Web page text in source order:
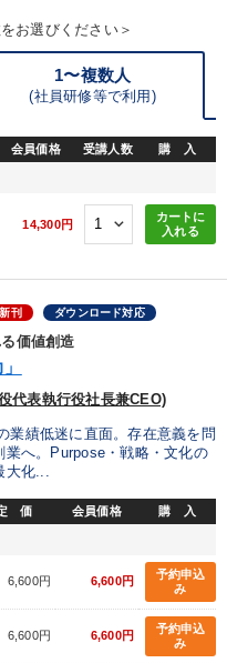
成功哲学・人間学
147回春季大会
レンド
建設・不動産業
ント
発想 老舗企業
ック
refresh 更新する
お選びください＞
1〜複数人
(社員研修等で利用)
会員価格 受講人数 購 入
14,300円
カートに
入れる
刊 ダウンロード対応
価値創造
代表執行役社長兼CEO)
業績低迷に直面。存在意義を問
へ。Purpose・戦略・文化の
大化...
価 会員価格 購 入
6,600円 6,600円
予約申込
み
6,600円 6,600円
予約申込
み